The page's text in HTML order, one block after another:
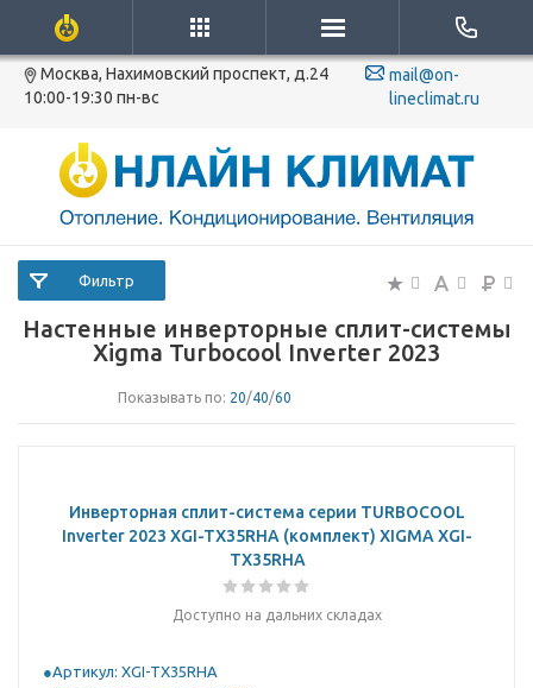
Москва, Нахимовский проспект, д.24
10:00-19:30 пн-вс
mail@on-
lineclimat.ru
Настенные инверторные сплит-системы
Xigma Turbocool Inverter 2023
Фильтр
Показывать по: 20/40/60
Инверторная сплит-система серии TURBOCOOL
Inverter 2023 XGI-TX35RHA (комплект) XIGMA XGI-
TX35RHA
Доступно на дальних складах
Артикул: XGI-TX35RHA